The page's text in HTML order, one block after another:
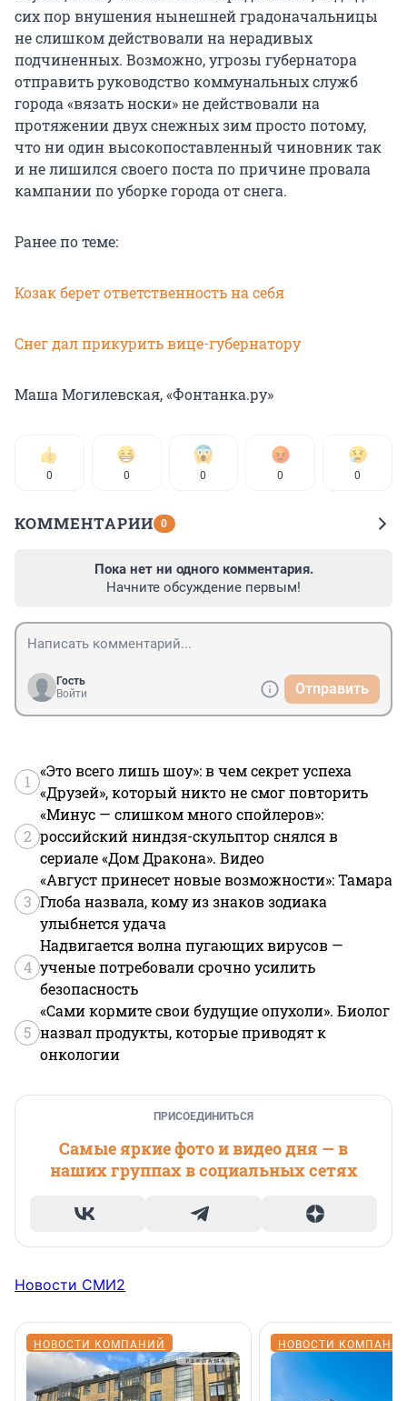
сих пор внушения нынешней градоначальницы
не слишком действовали на нерадивых
подчиненных. Возможно, угрозы губернатора
отправить руководство коммунальных служб
города «вязать носки» не действовали на
протяжении двух снежных зим просто потому,
что ни один высокопоставленный чиновник так
и не лишился своего поста по причине провала
кампании по уборке города от снега.
Ранее по теме:
Козак берет ответственность на себя
Снег дал прикурить вице-губернатору
Маша Могилевская, «Фонтанка.ру»
0 0 0 0 0
КОММЕНТАРИИ 0
Пока нет ни одного комментария.
Начните обсуждение первым!
Гость
Войти
Отправить
1
«Это всего лишь шоу»: в чем секрет успеха
«Друзей», который никто не смог повторить
2
«Минус — слишком много спойлеров»:
российский ниндзя-скульптор снялся в
сериале «Дом Дракона». Видео
3
«Август принесет новые возможности»: Тамара
Глоба назвала, кому из знаков зодиака
улыбнется удача
4
Надвигается волна пугающих вирусов —
ученые потребовали срочно усилить
безопасность
5
«Сами кормите свои будущие опухоли». Биолог
назвал продукты, которые приводят к
онкологии
ПРИСОЕДИНИТЬСЯ
Самые яркие фото и видео дня — в
наших группах в социальных сетях
Новости СМИ2
НОВОСТИ КОМПАНИЙ НОВОСТИ